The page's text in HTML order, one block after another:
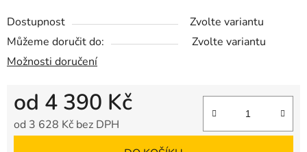
Dostupnost
Zvolte variantu
Můžeme doručit do:
Zvolte variantu
Možnosti doručení
od 4 390 Kč
od 3 628 Kč bez DPH